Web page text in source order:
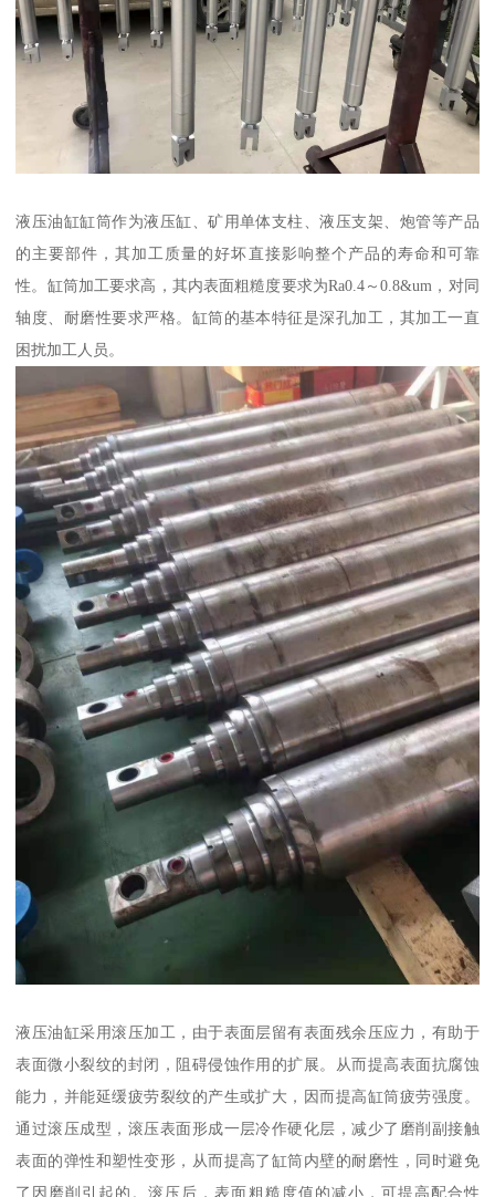
液压油缸缸筒作为液压缸、矿用单体支柱、液压支架、炮管等产品
的主要部件，其加工质量的好坏直接影响整个产品的寿命和可靠
性。缸筒加工要求高，其内表面粗糙度要求为Ra0.4～0.8&um，对同
轴度、耐磨性要求严格。缸筒的基本特征是深孔加工，其加工一直
困扰加工人员。
液压油缸采用滚压加工，由于表面层留有表面残余压应力，有助于
表面微小裂纹的封闭，阻碍侵蚀作用的扩展。从而提高表面抗腐蚀
能力，并能延缓疲劳裂纹的产生或扩大，因而提高缸筒疲劳强度。
通过滚压成型，滚压表面形成一层冷作硬化层，减少了磨削副接触
表面的弹性和塑性变形，从而提高了缸筒内壁的耐磨性，同时避免
了因磨削引起的。滚压后，表面粗糙度值的减小，可提高配合性